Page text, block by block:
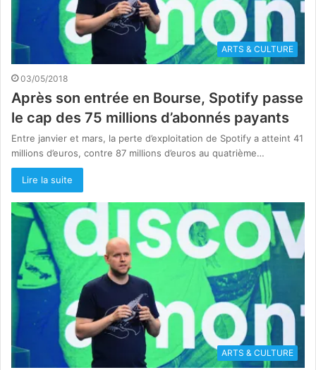
ARTS & CULTURE
03/05/2018
Après son entrée en Bourse, Spotify passe
le cap des 75 millions d’abonnés payants
Entre janvier et mars, la perte d’exploitation de Spotify a atteint 41
millions d’euros, contre 87 millions d’euros au quatrième…
Lire la suite
ARTS & CULTURE